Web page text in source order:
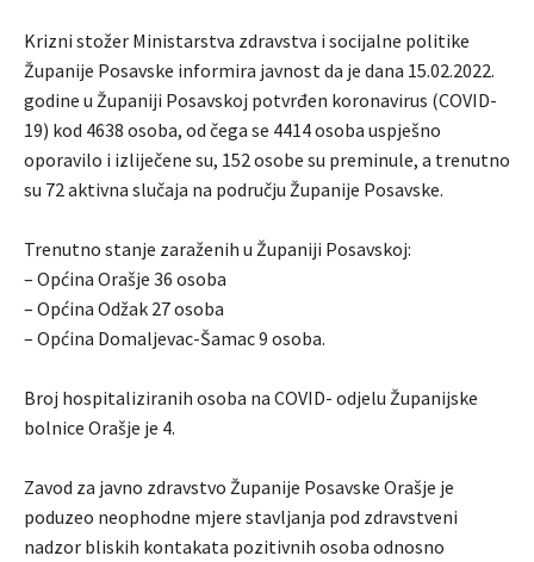
Krizni stožer Ministarstva zdravstva i socijalne politike
Županije Posavske informira javnost da je dana 15.02.2022.
godine u Županiji Posavskoj potvrđen koronavirus (COVID-
19) kod 4638 osoba, od čega se 4414 osoba uspješno
oporavilo i izliječene su, 152 osobe su preminule, a trenutno
su 72 aktivna slučaja na području Županije Posavske.
Trenutno stanje zaraženih u Županiji Posavskoj:
– Općina Orašje 36 osoba
– Općina Odžak 27 osoba
– Općina Domaljevac-Šamac 9 osoba.
Broj hospitaliziranih osoba na COVID- odjelu Županijske
bolnice Orašje je 4.
Zavod za javno zdravstvo Županije Posavske Orašje je
poduzeo neophodne mjere stavljanja pod zdravstveni
nadzor bliskih kontakata pozitivnih osoba odnosno